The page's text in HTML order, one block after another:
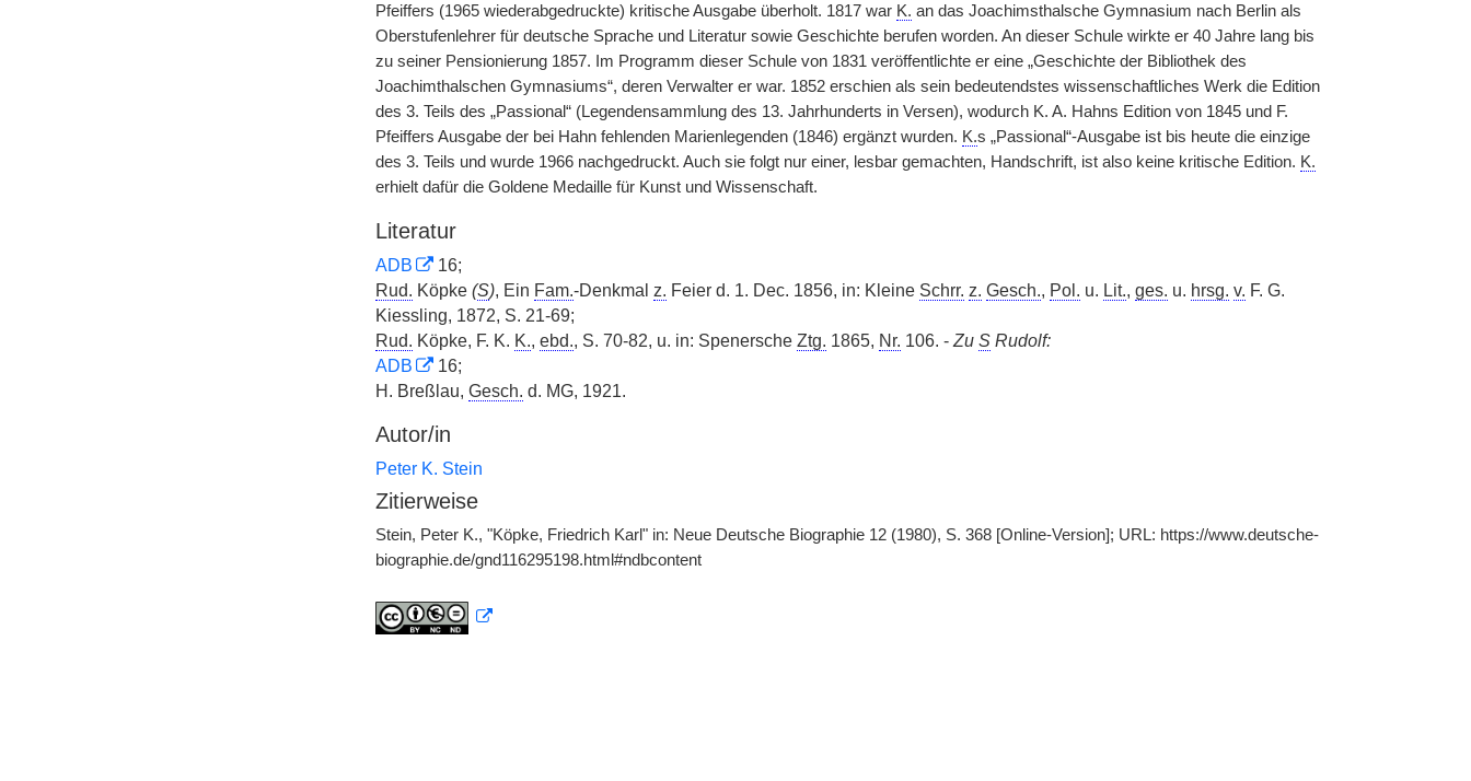
Pfeiffers (1965 wiederabgedruckte) kritische Ausgabe überholt. 1817 war K. an das Joachimsthalsche Gymnasium nach Berlin als
Oberstufenlehrer für deutsche Sprache und Literatur sowie Geschichte berufen worden. An dieser Schule wirkte er 40 Jahre lang bis
zu seiner Pensionierung 1857. Im Programm dieser Schule von 1831 veröffentlichte er eine „Geschichte der Bibliothek des
Joachimthalschen Gymnasiums“, deren Verwalter er war. 1852 erschien als sein bedeutendstes wissenschaftliches Werk die Edition
des 3. Teils des „Passional“ (Legendensammlung des 13. Jahrhunderts in Versen), wodurch K. A. Hahns Edition von 1845 und F.
Pfeiffers Ausgabe der bei Hahn fehlenden Marienlegenden (1846) ergänzt wurden. K.s „Passional“-Ausgabe ist bis heute die einzige
des 3. Teils und wurde 1966 nachgedruckt. Auch sie folgt nur einer, lesbar gemachten, Handschrift, ist also keine kritische Edition. K.
erhielt dafür die Goldene Medaille für Kunst und Wissenschaft.
Literatur
ADB
16;
Rud. Köpke (S), Ein Fam.-Denkmal z. Feier d. 1. Dec. 1856, in: Kleine Schrr. z. Gesch., Pol. u. Lit., ges. u. hrsg. v. F. G.
Kiessling, 1872, S. 21-69;
Rud. Köpke, F. K. K., ebd., S. 70-82, u. in: Spenersche Ztg. 1865, Nr. 106. - Zu SRudolf:
ADB
16;
H. Breßlau, Gesch. d. MG, 1921.
Autor/in
Peter K. Stein
Zitierweise
Stein, Peter K., "Köpke, Friedrich Karl" in: Neue Deutsche Biographie 12 (1980), S. 368 [Online-Version]; URL: https://www.deutsche-
biographie.de/gnd116295198.html#ndbcontent